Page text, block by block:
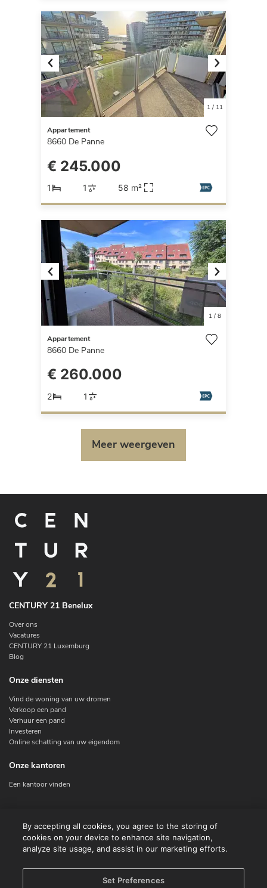
Previous Next
1/ 11
Appartement
8660 De Panne
€ 245.000
1 1 58 m²
Previous Next
1/ 8
Appartement
8660 De Panne
€ 260.000
2 1
Meer weergeven
CENTURY 21 Benelux
Over ons
Vacatures
CENTURY 21 Luxemburg
Blog
Onze diensten
Vind de woning van uw dromen
Verkoop een pand
Verhuur een pand
Investeren
Online schatting van uw eigendom
Onze kantoren
Een kantoor vinden
Contact
Facebook
By accepting all cookies, you agree to the storing of
cookies on your device to enhance site navigation,
analyze site usage, and assist in our marketing efforts.
Set Preferences